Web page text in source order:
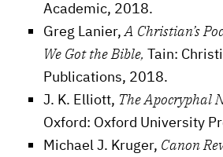
Academic, 2018.
Greg Lanier,A Christian’s
We Got the Bible, Tain:
Publications, 2018.
J. K. Elliott, The Apocryphal
Oxford: Oxford University
Michael J. Kruger, Canon